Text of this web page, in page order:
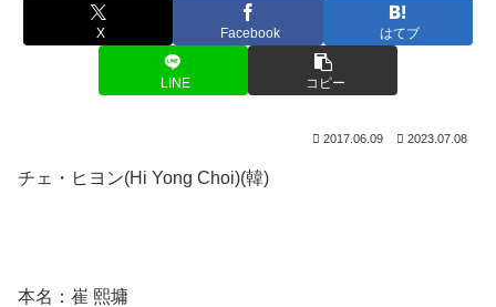
X Facebook はてブ
LINE コピー
2017.06.09 2023.07.08
チェ・ヒヨン(Hi Yong Choi)(韓)
本名：崔 熙墉